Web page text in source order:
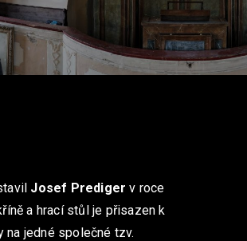
Josef Prediger v roce
a hrací stůl je přisazen k
na jedné společné tzv.